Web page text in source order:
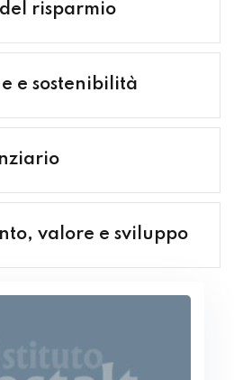
risparmio
e sostenibilità
valore e sviluppo